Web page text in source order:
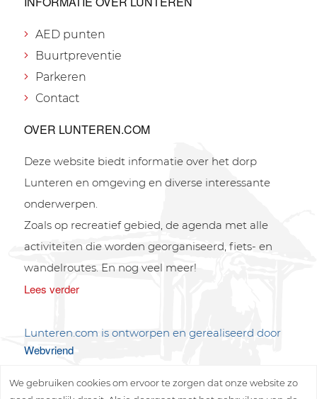
AED punten
Buurtpreventie
Parkeren
Contact
OVER LUNTEREN.COM
Deze website biedt informatie over het dorp
Lunteren en omgeving en diverse interessante
onderwerpen.
Zoals op recreatief gebied, de agenda met alle
activiteiten die worden georganiseerd, fiets- en
wandelroutes. En nog veel meer!
Lees verder
Lunteren.com is ontworpen en gerealiseerd door
Webvriend
We gebruiken cookies om ervoor te zorgen dat onze website zo